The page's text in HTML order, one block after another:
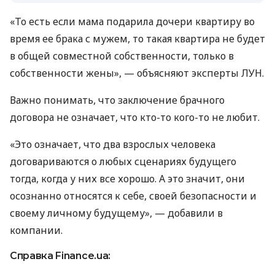
«То есть если мама подарила дочери квартиру во
время ее брака с мужем, то такая квартира не будет
в общей совместной собственности, только в
собственности жены», — объясняют эксперты ЛУН.
Важно понимать, что заключение брачного
договора не означает, что кто-то кого-то не любит.
«Это означает, что два взрослых человека
договариваются о любых сценариях будущего
тогда, когда у них все хорошо. А это значит, они
осознанно относятся к себе, своей безопасности и
своему личному будущему», — добавили в
компании.
Справка Finance.ua: